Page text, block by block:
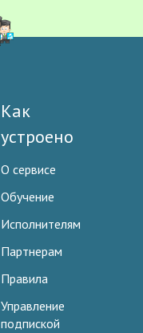
Как
устроено
О сервисе
Обучение
Исполнителям
Партнерам
Правила
Управление
подпиской